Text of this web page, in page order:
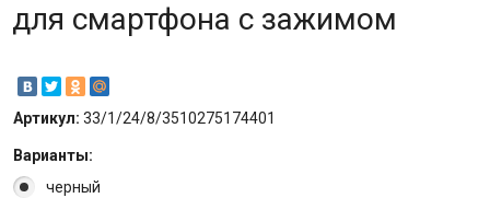
для смартфона с зажимом
Артикул: 33/1/24/8/3510275174401
Варианты:
черный